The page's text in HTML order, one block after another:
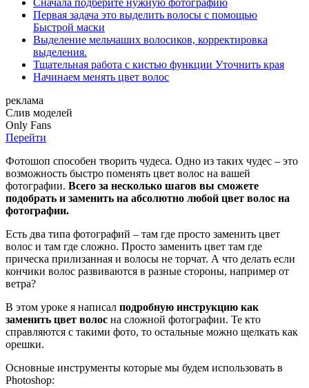
Первая задача это выделить волосы с помощью
Быстрой маски
Выделение мельчаших волосиков, корректировка
выделения.
Тщательная работа с кистью функции Уточнить края
Начинаем менять цвет волос
реклама
Слив моделей
Only Fans
Перейти
Фотошоп способен творить чудеса. Одно из таких чудес – это
возможность быстро поменять цвет волос на вашей
фотографии. Всего за несколько шагов вы сможете
подобрать и заменить на абсолютно любой цвет волос на
фотографии.
Есть два типа фотографий – там где просто заменить цвет
волос и там где сложно. Просто заменить цвет там где
прическа прилизанная и волосы не торчат. А что делать если
кончики волос развиваются в разные стороны, например от
ветра?
В этом уроке я написал подробную инструкцию как
заменить цвет волос на сложной фотографии. Те кто
справляются с такими фото, то остальные можно щелкать как
орешки.
Основные инструменты которые мы будем использовать в
Photoshop: